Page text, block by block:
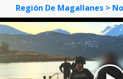
Región De Magallanes >